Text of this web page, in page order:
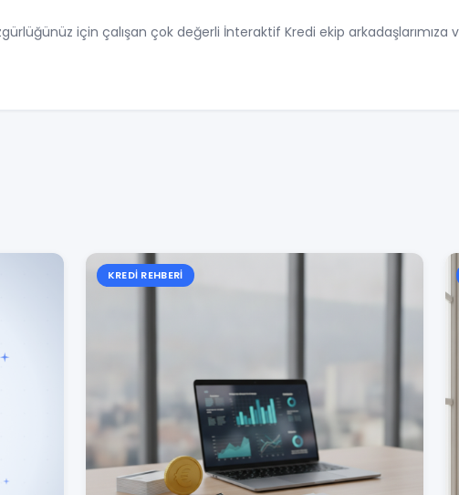
için çalışan çok değerli İnteraktif Kredi ekip arkadaşlarımıza
KREDI REHBERI